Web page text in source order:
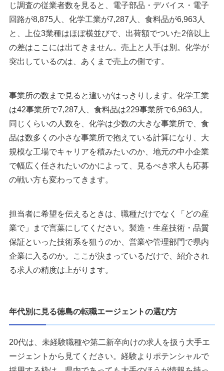
じ調査の従業者数を見ると、電子部品・デバイス・電子
回路が8,875人、化学工業が7,287人、食料品が6,963人
と、上位3業種はほぼ横並びで、出荷額でついた2倍以上
の差はここには出てきません。売上と人手は別。化学が
突出しているのは、あくまで売上の側です。
事業所の数まで見ると違いがはっきりします。化学工業
は42事業所で7,287人、食料品は229事業所で6,963人。
同じくらいの人数を、化学は少数の大きな事業所で、食
品は数多くの小さな事業所で抱えている計算になり、大
規模な工場でキャリアを積みたいのか、地元の中小企業
で幅広く任されたいのかによって、見るべき求人も応募
の戦い方も変わってきます。
担当者に希望を伝えるときは、職種だけでなく「どの産
業で」まで言葉にしてください。製造・生産技術・品質
保証といった技術系を狙うのか、営業や管理部門で県内
企業に入るのか。ここが決まっているだけで、紹介され
る求人の精度は上がります。
年代別に見る徳島の転職エージェントの選び方
20代は、未経験職種や第二新卒向けの求人を扱う大手エ
ージェントから見てください。経験よりポテンシャルで